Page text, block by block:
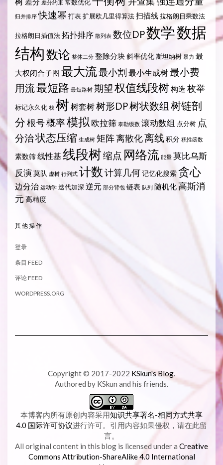
差分约束 常数优化
归并排序 快速幂 打表扩展欧几里得算法扫描线拉格朗日乘数法
拉格朗日插值法拓扑排序 散列表 数位DP数学数据
结构数论 整体二分 整除分块斜率优化斯坦纳树 暴力 最
大权闭合子图 最大流最小割 最小生成树最小费
用流最短路 最短路树 期望权值线段树构造 枚举
标记永久化 栈 树 树套树树形DP树状数组 树链剖
分根号概率模拟欧拉筛 泰勒级数 滚动数组 点分树 点
分治状态压缩 生成树 矩阵离散化离线积分 积性函数
素数筛线性基 线段树缩点 网络流 能量 莫比乌斯
反演莫队 虚树 行列式 计数计算几何记忆化搜索贪心
边分治 运动学 迭代加深逆元 部分背包 链表 队列 随机化高斯消
元 高精度
其他操作
登录
条目 FEED
评论 FEED
WORDPRESS.ORG
Copyright © 2017-2022 KSkun's Blog.
Authored by KSkun and his friends.
本博客内所有原创内容采用知识共享署名-相同方式共享
4.0 国际许可协议进行许可。引用内容如果侵权，请在此留
言。
All original content in this blog is licensed under a Creative
Commons Attribution-ShareAlike 4.0 International